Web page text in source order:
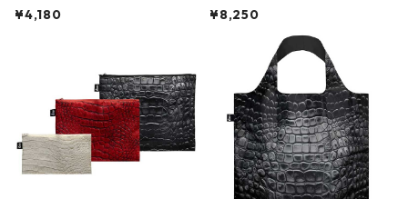
ミエ-B ショルダーバッグ グロスピ
¥4,180
ボストンバッグ ショルダーバッグ
Black ジャン=ミッシェル・バスキ
ア/クラウン ブラック
¥8,250